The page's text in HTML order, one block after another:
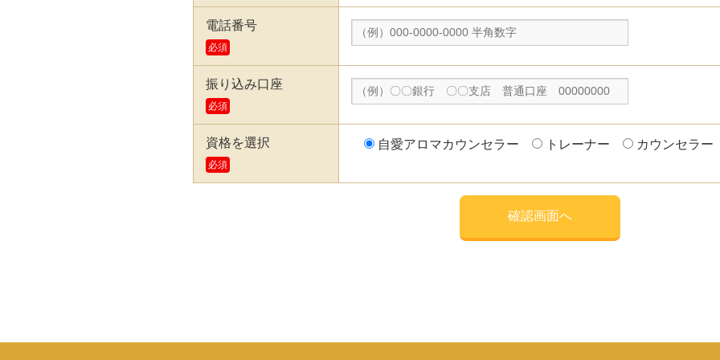
電話番号
必須
振り込み口座
必須
資格を選択
必須
自愛アロマカウンセラー トレーナー カウンセラー